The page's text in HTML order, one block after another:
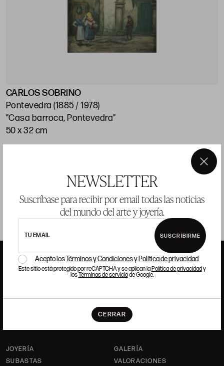
NEWSLETTER
Suscríbase para recibir por email todas las noticias
del mundo del arte y joyería.
TU EMAIL SUSCRIBIRME
Acepto losTérminos y Condicionesy Política de privacidad
Este sitio está protegido por reCAPTCHA y se aplican laPolítica de privacidady
losTérminos de serviciode Google.
CERRAR
×
CARLOS SOBRINO
Pontevedra (1885 / 1978)
"Casa barroca, Pontevedra"
50 x 32 cm
ANSORENA
JOYERÍA
GALERÍA
SUBASTAS
VALORACIONES